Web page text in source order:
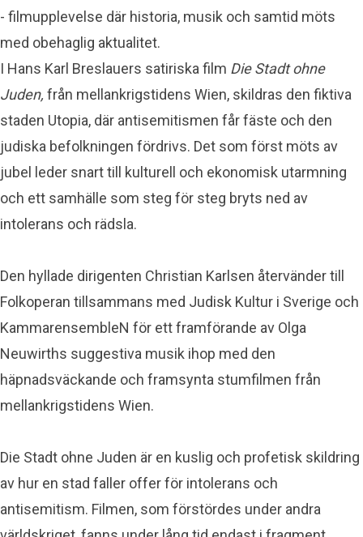
- filmupplevelse där historia, musik och samtid möts
med obehaglig aktualitet.
I Hans Karl Breslauers satiriska film Die Stadt ohne
Juden, från mellankrigstidens Wien, skildras den fiktiva
staden Utopia, där antisemitismen får fäste och den
judiska befolkningen fördrivs. Det som först möts av
jubel leder snart till kulturell och ekonomisk utarmning
och ett samhälle som steg för steg bryts ned av
intolerans och rädsla.
Den hyllade dirigenten Christian Karlsen återvänder till
Folkoperan tillsammans med Judisk Kultur i Sverige och
KammarensembleN för ett framförande av Olga
Neuwirths suggestiva musik ihop med den
häpnadsväckande och framsynta stumfilmen från
mellankrigstidens Wien.
Die Stadt ohne Juden är en kuslig och profetisk skildring
av hur en stad faller offer för intolerans och
antisemitism. Filmen, som förstördes under andra